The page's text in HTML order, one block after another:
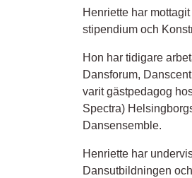
Henriette har
stipendium och
Hon har tidigare
Dansforum,
varit gästpedagog
Spectra)
Dansensemble.
Henriette har
Dansutbildningen